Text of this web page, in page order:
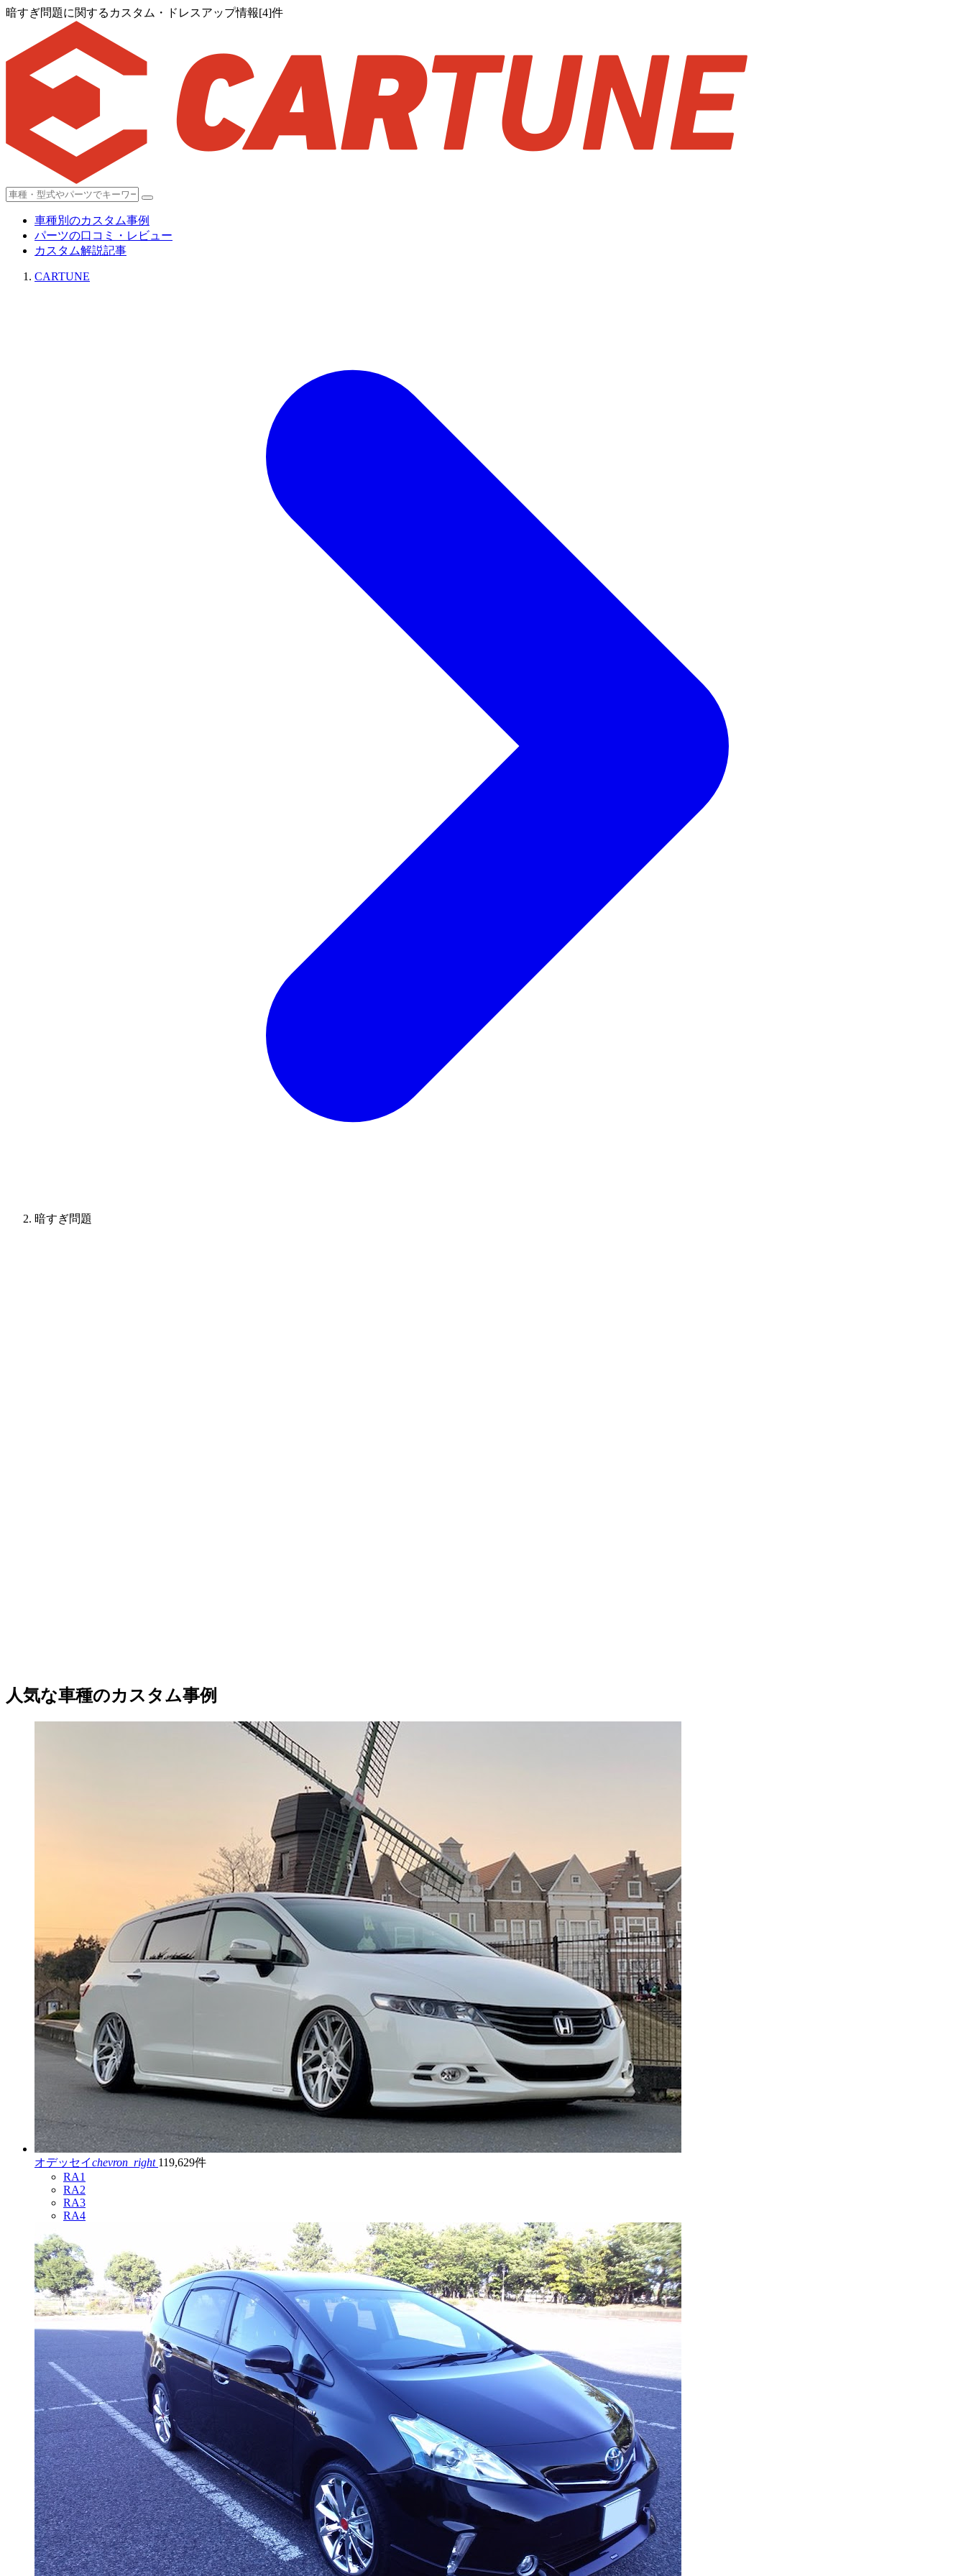
暗すぎ問題に関するカスタム・ドレスアップ情報[4]件
車種別のカスタム事例
パーツの口コミ・レビュー
カスタム解説記事
CARTUNE
暗すぎ問題
人気な車種のカスタム事例
オデッセイchevron_right 119,629件
RA1
RA2
RA3
RA4